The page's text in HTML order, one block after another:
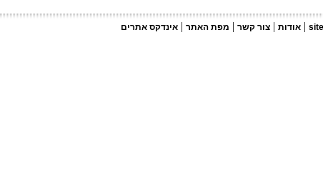
אודות | צור קשר | מפת האתר | אינדקס אתרים |